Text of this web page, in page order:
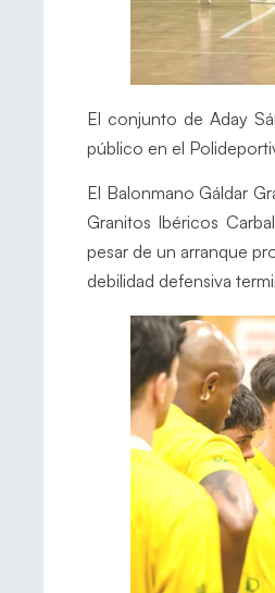
El conjunto de Aday
público en el
El Balonmano Gáldar
Granitos Ibéricos
pesar de un arranque
debilidad defensiva